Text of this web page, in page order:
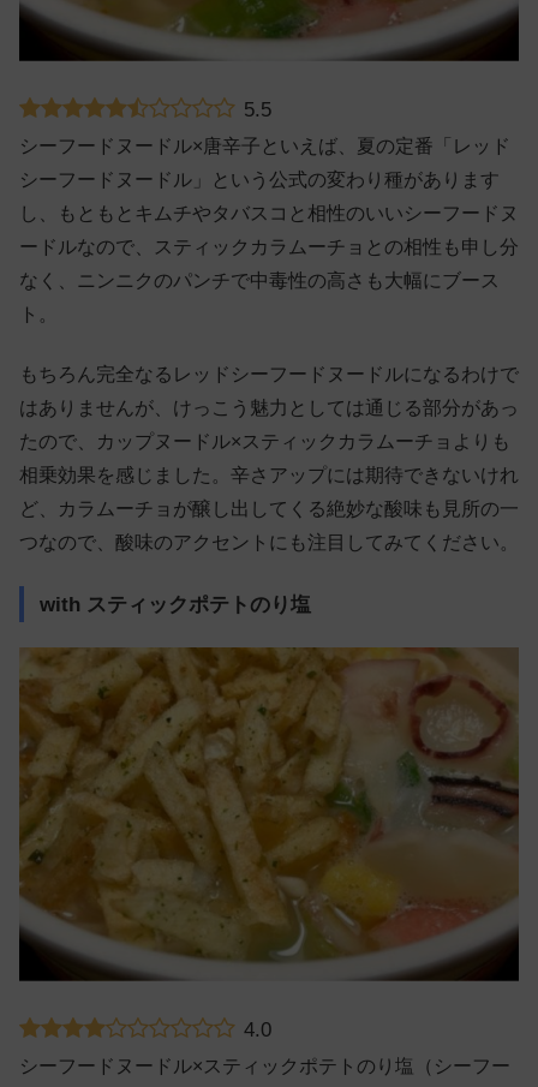
5.5
シーフードヌードル×唐辛子といえば、夏の定番「レッド
シーフードヌードル」という公式の変わり種があります
し、もともとキムチやタバスコと相性のいいシーフードヌ
ードルなので、スティックカラムーチョとの相性も申し分
なく、ニンニクのパンチで中毒性の高さも大幅にブース
ト。
もちろん完全なるレッドシーフードヌードルになるわけで
はありませんが、けっこう魅力としては通じる部分があっ
たので、カップヌードル×スティックカラムーチョよりも
相乗効果を感じました。辛さアップには期待できないけれ
ど、カラムーチョが醸し出してくる絶妙な酸味も見所の一
つなので、酸味のアクセントにも注目してみてください。
with スティックポテトのり塩
4.0
シーフードヌードル×スティックポテトのり塩（シーフー